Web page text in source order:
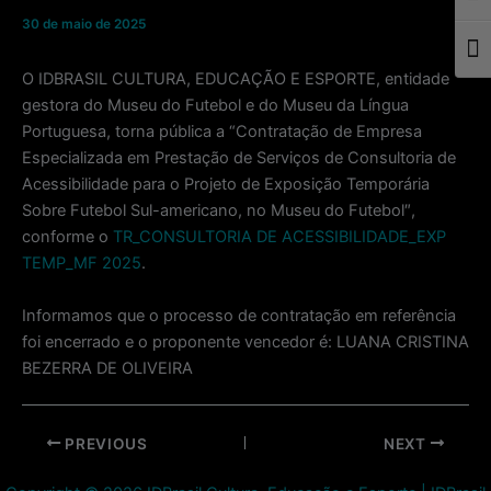
30 de maio de 2025
O IDBRASIL CULTURA, EDUCAÇÃO E ESPORTE, entidade
gestora do Museu do Futebol e do Museu da Língua
Portuguesa, torna pública a “Contratação de Empresa
Especializada em Prestação de Serviços de Consultoria de
Acessibilidade para o Projeto de Exposição Temporária
Sobre Futebol Sul-americano, no Museu do Futebol″,
conforme o TR_CONSULTORIA DE ACESSIBILIDADE_EXP
TEMP_MF 2025.
Informamos que o processo de contratação em referência
foi encerrado e o proponente vencedor é: LUANA CRISTINA
BEZERRA DE OLIVEIRA
Post
PREVIOUS NEXT